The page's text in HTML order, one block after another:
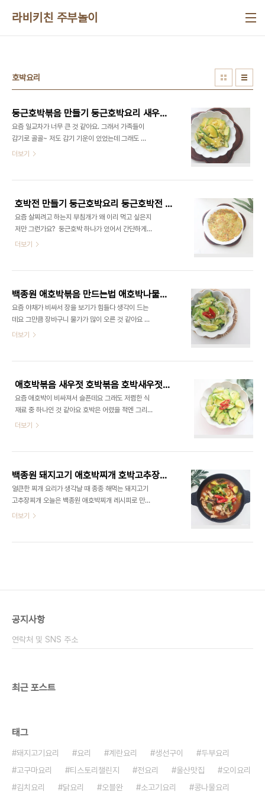
라비키친 주부놀이
호박요리
둥근호박볶음 만들기 둥근호박요리 새우젓 조선 호박볶음 레시피
요즘 일교차가 너무 큰 것 같아요. 그래서 가족들이
감기로 골골~ 저도 감기 기운이 있었는데 그래도 음
식을 잘 챙겨 먹어서 하루 만에 기력을 찾았는데요.
정말 쉽게 만들 수 있다고 할까요? 집에 거의 있는 재
료들이라서 정말 쉽게 만들 수 있어요 호박볶음에는
역시 새우젓이 들어가야 하는데 새우젓은 필수로 들
어가야지 맛있어요! ​ ■재료■ 호박 1개, 새우젓 1/2
스푼, 다진 마늘 1/2스푼, 물 100ml, 들기름 2스푼,
소와 비타민, 미네랄을 함유하고 있다고 해요 흔히 볶
더보기
호박전 만들기 둥근호박요리 둥근호박전 만들기 호박부침개 호박채전
요즘 살찌려고 하는지 부침개가 왜 이리 먹고 싶은지
저만 그런가요? ​ 둥근호박 하나가 있어서 간단하게
호박부침개 만들어서 먹었는데요 ​ 저는 늘 애호박만
면서 맛있으니 꼭 한번 만들어보세요! ■재료■ 둥근
호박 1/2개 당근 약간 청양고추 1개 부침가루 1컵 물
1컵 국간장 식용유 ​ 1. 들어가는 재료가 간단하죠? 애
호박을 똑같은 방법으로 만들어도 괜찮아요~ 둥근
호박을 하나 준비해 주세요 생각보다 둥근 호박이 커
어요 2. ​둥근 호박을 채 썰어주는데요 저는 채칼로 얇
더보기
백종원 애호박볶음 만드는법 애호박나물볶음 호박반찬 새우젓 호박볶음 레시피
요즘 야채가 비싸서 장을 보기가 힘들다 생각이 드는
데요 그만큼 장바구니 물가가 많이 오른 것 같아요 ​
그래도 비교적 저렴한 애호박으로 백종원 애호박볶
맛있어지는 것은 나이가 들어서 그런 거겠죠? ■재료
■ 애호박 1개, 양파 1/2개 양념 : 새우젓, 들기름, 다
진 마늘, 물, 통깨 ​ 1. 애호박나물볶음 레시피 애호박
만 있으면 쉽게 만들 수 있는데 그리 어렵지 않게 만
들 수 있어요 ​ 홍고추는 데코를 위해 사용했어서 없어
등분을 해서 잘라주고 아니면 2등분 반달썰기로 잘
더보기
애호박볶음 새우젓 호박볶음 호박새우젓볶음 호박요리
요즘 애호박이 비싸져서 슬픈데요 그래도 저렴한 식
재료 중 하나인 것 같아요 호박은 어렸을 적엔 그리
맛없던데 요즘엔 왜 이리 맛있는지 저도 늙었나 봅니
름 2스푼, 다진 마늘 1스푼, 홍고추 약간 애호박요리
?호박새우젓볶음 들어가는 재료는 간단하죠? 워낙에
쉽게 만들 수 있는 반찬이기도 하고 요즘 맛있어서 한
번 만들면 후다닥 먹기 좋은 반찬이랍니다. 애호박은
반달썰기로 잘라줍니다 우선 가운데를 반을 갈라서
글하게 잘라서 반을 잘라줘도 괜찮아요 저는 반달로
더보기
백종원 돼지고기 애호박찌개 호박고추장찌개
얼큰한 찌개 요리가 생각날 때 종종 해먹는 돼지고기
고추장찌개 오늘은 백종원 애호박찌개 레시피로 만
들어보았어요 맛남의 광장에서 나온 레시피인데 애
찮아요 ​ 돼지고기는 찌개용으로 넉넉하게 300g을
부분이 약간 섞인 것이 애호박 찌개가 더 맛있어..
더보기
공지사항
연락처 및 SNS 주소
최근 포스트
태그
돼지고기요리 요리 계란요리 생선구이
두부요리
고구마요리
티스토리챌린지 전요리 울산맛집
오이요리
김치요리
닭요리 오블완 소고기요리 콩나물요리